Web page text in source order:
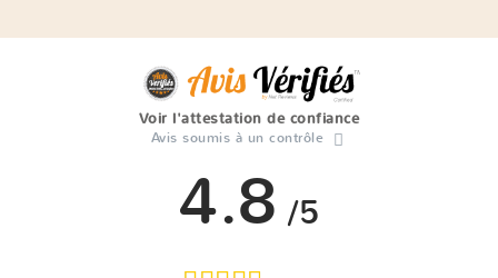
Voir l'attestation de confiance
Avis soumis à un contrôle
4.8 /5